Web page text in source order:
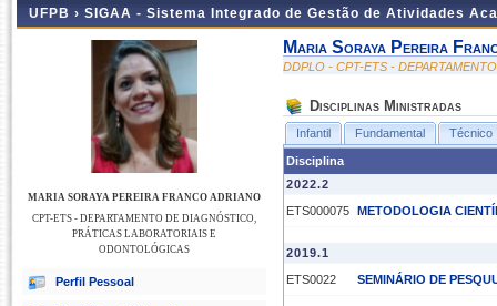
UFPB › SIGAA - Sistema Integrado de Gestão de Atividades
MARIA SORAYA PEREIRA FRANCO ADRIANO
CPT-ETS - DEPARTAMENTO DE DIAGNÓSTICO,
PRÁTICAS LABORATORIAIS E
ODONTOLÓGICAS
Perfil Pessoal
Maria Soraya Pereira
DDPLO - CPT-ETS -
Disciplinas Ministradas
Infantil Fundamental Técnico
Disciplina
2022.2
ETS000075 METODOLOGIA
2019.1
ETS0022
SEMINÁRIO DE